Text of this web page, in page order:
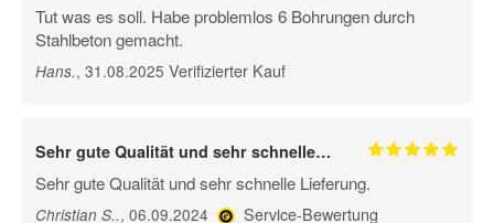
Tut was es soll. Habe problemlos 6 Bohrungen durch
Stahlbeton gemacht.
Hans., 31.08.2025Verifizierter Kauf
Sehr gute Qualität und sehr schnelle…
Sehr gute Qualität und sehr schnelle Lieferung.
Christian S.., 06.09.2024 Service-Bewertung